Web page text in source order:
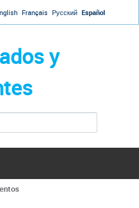
Français Русский Español
y